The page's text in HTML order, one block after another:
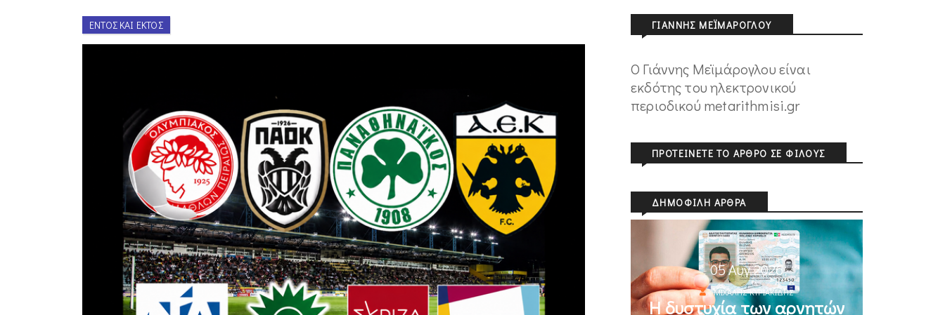
ΕΝΤΌΣ ΚΑΙ ΕΚΤΌΣ ΓΙΆΝΝΗΣ ΜΕΪΜΆΡΟΓΛΟΥ
Ο Γιάννης Μεϊμάρογλου είναι
εκδότης του ηλεκτρονικού
περιοδικού metarithmisi.gr
ΠΡΟΤΕΊΝΕΤΕ ΤΟ ΆΡΘΡΟ ΣΕ ΦΊΛΟΥΣ
ΔΗΜΟΦΙΛΉ ΆΡΘΡΑ
05 Αυγ 2026
ΜΙΧΆΛΗΣ ΚΥΡΙΑΚΊΔΗΣ
Η δυστυχία των αρνητών